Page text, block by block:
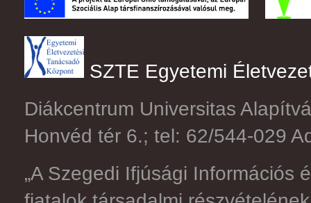
SZTE Egyetemi
Diákcentrum Universitas
Honvéd tér 6.; tel: 62/544-029
„A Szegedi Ifjúsági Információs